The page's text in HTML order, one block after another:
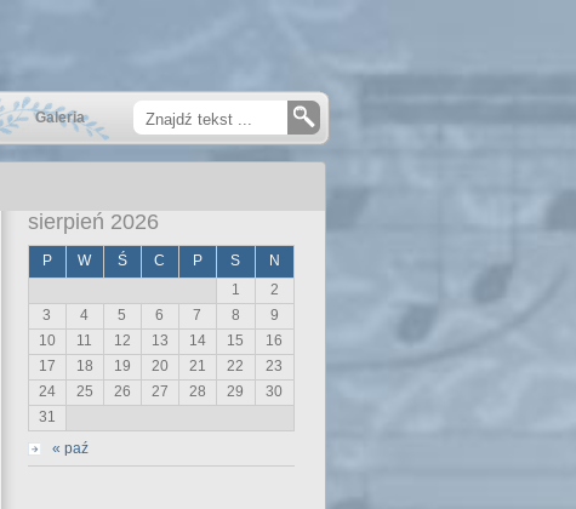
Galeria
sierpień 2026
P W Ś C P S
N
1
2
3
4 5 6 7 8
9
10
11 12 13 14 15
16
17
18 19 20 21 22
23
24
25 26 27 28 29
30
31
« paź